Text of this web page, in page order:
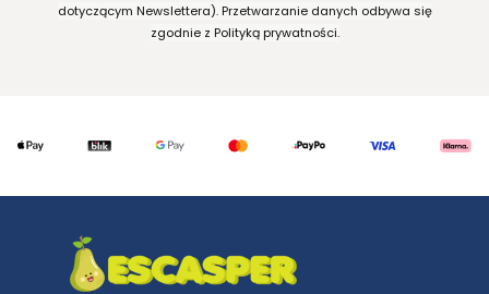
dotyczącym Newslettera). Przetwarzanie danych odbywa się
zgodnie z Polityką prywatności.